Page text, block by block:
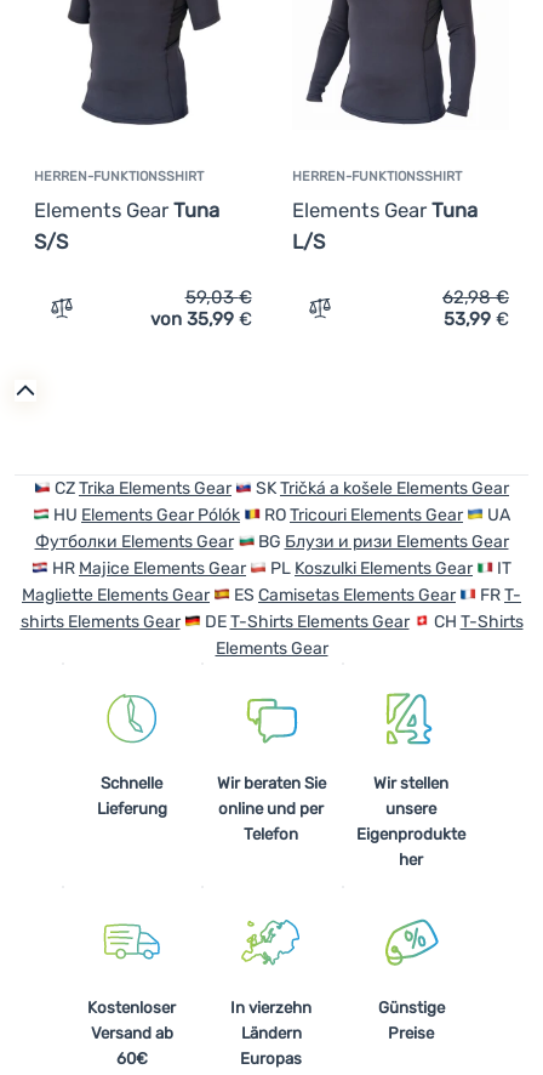
Anmelden /
Registrieren
HERREN-FUNKTIONSSHIRT
Elements Gear Tuna
S/S
Zum Vergleich 'Herren-Funktionsshirt Elements Gear
59,03€
von 35,99 €
HERREN-FUNKTIONSSHIRT
Elements Gear Tuna
L/S
Zum Vergleich 'Herren-
62,98€
53,99 €
CZTrika Elements Gear SKTričká a košele Elements Gear
HU Elements Gear Pólók ROTricouri Elements Gear
UA
Футболки Elements Gear
BG Блузи и ризи Elements Gear
HR Majice Elements Gear PL Koszulki Elements Gear
IT
Magliette Elements Gear
ES Camisetas Elements Gear FRT-
shirts Elements Gear
DET-Shirts Elements Gear CH T-Shirts
Elements Gear
Schnelle
Lieferung
Wir beraten Sie
online und per
Telefon
Wir stellen
unsere
Eigenprodukte
her
Kostenloser
Versand ab
60€
In vierzehn
Ländern
Europas
Günstige
Preise